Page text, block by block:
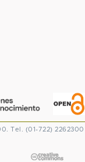
Tel. (01-722) 2262300